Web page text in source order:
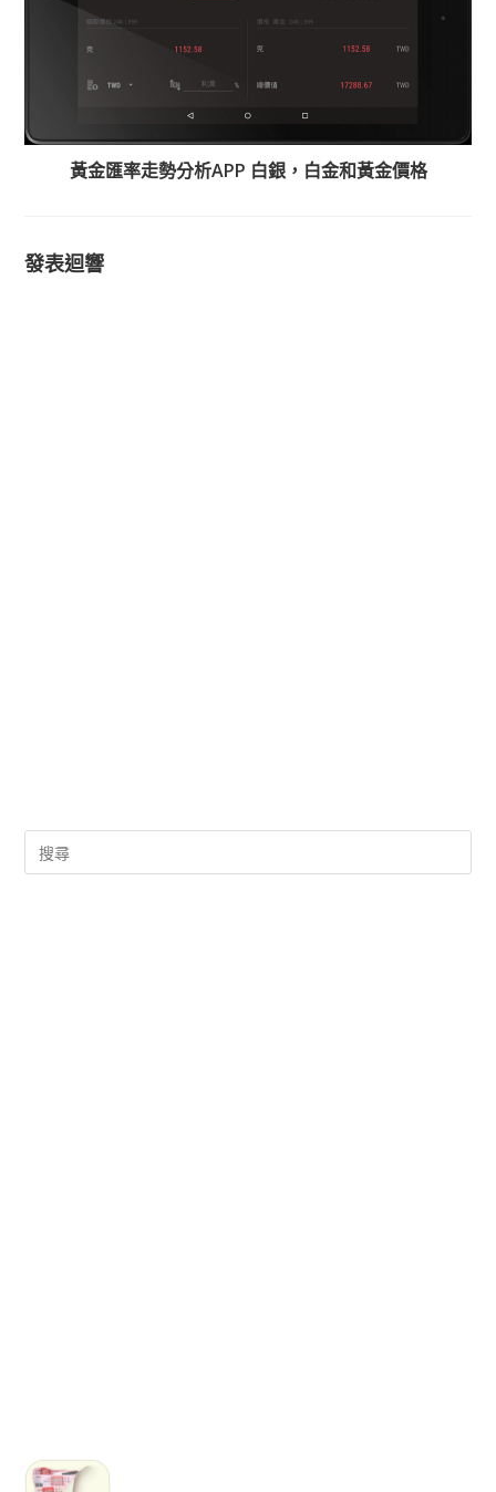
黃金匯率走勢分析APP 白銀，白金和黃金價格
發表迴響